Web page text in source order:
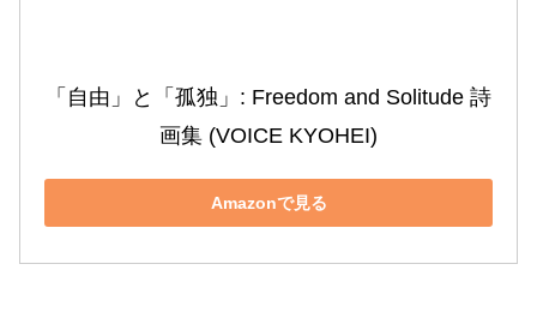
「自由」と「孤独」: Freedom and Solitude 詩
画集 (VOICE KYOHEI)
Amazonで見る